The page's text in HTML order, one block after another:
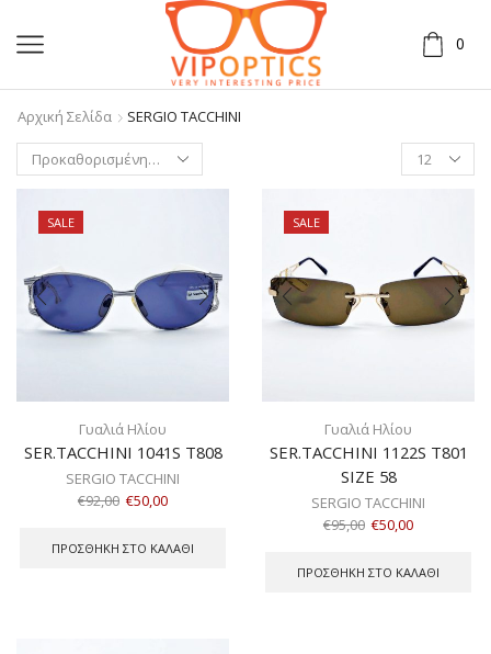
0
Αρχική Σελίδα SERGIO TACCHINI
SALE
Γυαλιά Ηλίου
SER.TACCHINI 1041S T808
SERGIO TACCHINI
€92,00 €50,00
ΠΡΟΣΘΉΚΗ ΣΤΟ ΚΑΛΆΘΙ
SALE
Γυαλιά Ηλίου
SER.TACCHINI 1122S T801
SIZE 58
SERGIO TACCHINI
€95,00 €50,00
ΠΡΟΣΘΉΚΗ ΣΤΟ ΚΑΛΆΘΙ